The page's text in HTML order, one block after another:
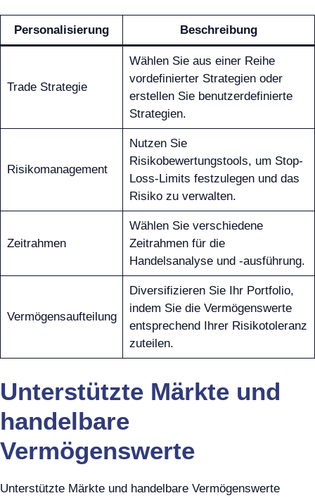
Personalisierung Beschreibung
Trade Strategie
Wählen Sie aus einer Reihe
vordefinierter Strategien oder
erstellen Sie benutzerdefinierte
Strategien.
Risikomanagement
Nutzen Sie
Risikobewertungstools, um Stop-
Loss-Limits festzulegen und das
Risiko zu verwalten.
Zeitrahmen
Wählen Sie verschiedene
Zeitrahmen für die
Handelsanalyse und -ausführung.
Vermögensaufteilung
Diversifizieren Sie Ihr Portfolio,
indem Sie die Vermögenswerte
entsprechend Ihrer Risikotoleranz
zuteilen.
Unterstützte Märkte und
handelbare
Vermögenswerte
Unterstützte Märkte und handelbare Vermögenswerte